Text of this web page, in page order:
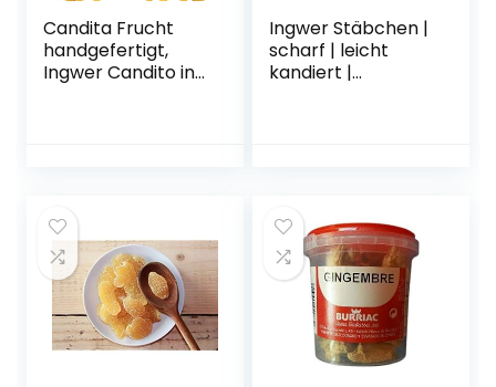
Candita Frucht
handgefertigt,
Ingwer Candito in
Ingwer Stäbchen |
scharf | leicht
kandiert |